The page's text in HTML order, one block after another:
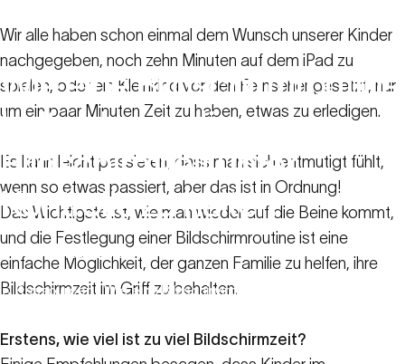
WieeineBildschirmroutine
helfenkann,die
Bildschirmzeit unter
Kontrollezuhalten
24. Februar 2023
Ressourcen
Wie eine Bildschirmroutine helfen kann, die
Wir alle haben schon einmal dem Wunsch unserer Kinder
nachgegeben, noch zehn Minuten auf dem iPad zu
spielen, oder ein Kleinkind vor den Fernseher gesetzt, nur
um ein paar Minuten Zeit zu haben, etwas zu erledigen.
Es kann leicht passieren, dass man sich entmutigt fühlt,
wenn so etwas passiert, aber das ist in Ordnung!
Das Wichtigste ist, wie man wieder auf die Beine kommt,
und die Festlegung einer Bildschirmroutine ist eine
einfache Möglichkeit, der ganzen Familie zu helfen, ihre
Bildschirmzeit im Griff zu behalten.
Erstens, wie viel ist zu viel Bildschirmzeit?